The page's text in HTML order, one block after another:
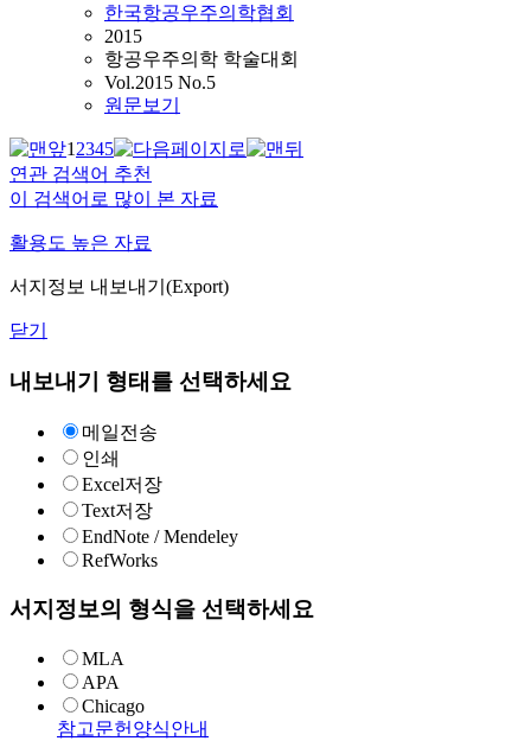
한국항공우주의학협회
2015
항공우주의학 학술대회
Vol.2015 No.5
원문보기
12345
연관 검색어 추천
이 검색어로 많이 본 자료
활용도 높은 자료
서지정보 내보내기(Export)
닫기
내보내기 형태를 선택하세요
메일전송
인쇄
Excel저장
Text저장
EndNote / Mendeley
RefWorks
서지정보의 형식을 선택하세요
MLA
APA
Chicago
참고문헌양식안내